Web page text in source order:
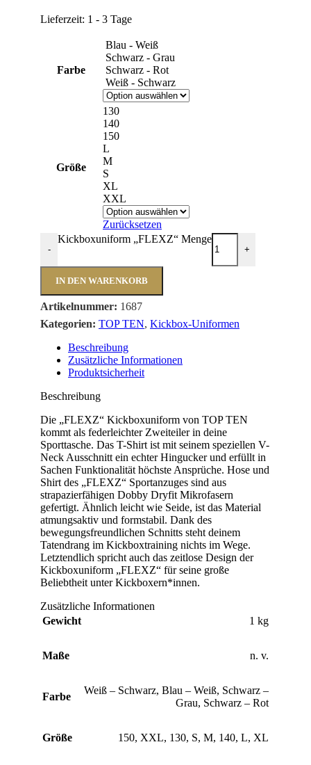
Lieferzeit: 1 - 3 Tage
Farbe
Blau - Weiß
Schwarz - Grau
Schwarz - Rot
Weiß - Schwarz
Größe
130
140
150
L
M
S
XL
XXL
Zurücksetzen
-
Kickboxuniform „FLEXZ“ Menge
+
IN DEN WARENKORB
Artikelnummer: 1687
Kategorien: TOP TEN, Kickbox-Uniformen
Beschreibung
Zusätzliche Informationen
Produktsicherheit
Beschreibung
Die „FLEXZ“ Kickboxuniform von TOP TEN
kommt als federleichter Zweiteiler in deine
Sporttasche. Das T-Shirt ist mit seinem speziellen V-
Neck Ausschnitt ein echter Hingucker und erfüllt in
Sachen Funktionalität höchste Ansprüche. Hose und
Shirt des „FLEXZ“ Sportanzuges sind aus
strapazierfähigen Dobby Dryfit Mikrofasern
gefertigt. Ähnlich leicht wie Seide, ist das Material
atmungsaktiv und formstabil. Dank des
bewegungsfreundlichen Schnitts steht deinem
Tatendrang im Kickboxtraining nichts im Wege.
Letztendlich spricht auch das zeitlose Design der
Kickboxuniform „FLEXZ“ für seine große
Beliebtheit unter Kickboxern*innen.
Zusätzliche Informationen
Gewicht
1 kg
Maße n. v.
Farbe
Weiß – Schwarz, Blau – Weiß, Schwarz –
Grau, Schwarz – Rot
Größe 150, XXL, 130, S, M, 140, L, XL